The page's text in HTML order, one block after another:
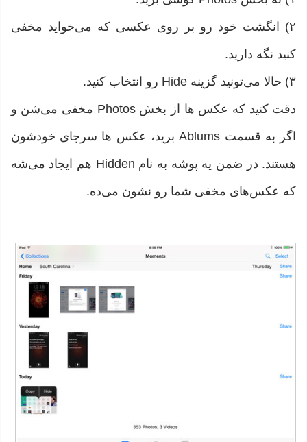
۲) انگشت خود رو بر روی عکسی که می‌خواید مخفی
کنید نگه دارید.
۳) حالا می‌تونید گزینه Hide رو انتخاب کنید.
دقت کنید که عکس ها از بخش Photos مخفی می‌شن و
اگر به قسمت Ablums برید، عکس ها سرجای خودشون
هستند. در ضمن یه پوشه به نام Hidden هم ایجاد می‌شه
که عکس‌های مخفی شما رو نشون می‌ده.